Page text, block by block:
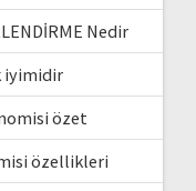
Nedir
iyimidir
özet
özellikleri